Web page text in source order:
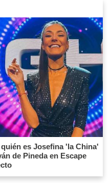
es Josefina 'la China'
de Pineda en Escape